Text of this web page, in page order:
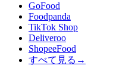
GoFood
Foodpanda
TikTok Shop
Deliveroo
ShopeeFood
すべて見る →